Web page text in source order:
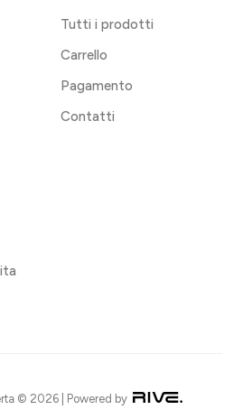
Tutti i prodotti
Carrello
Pagamento
Contatti
© 2026 | Powered by